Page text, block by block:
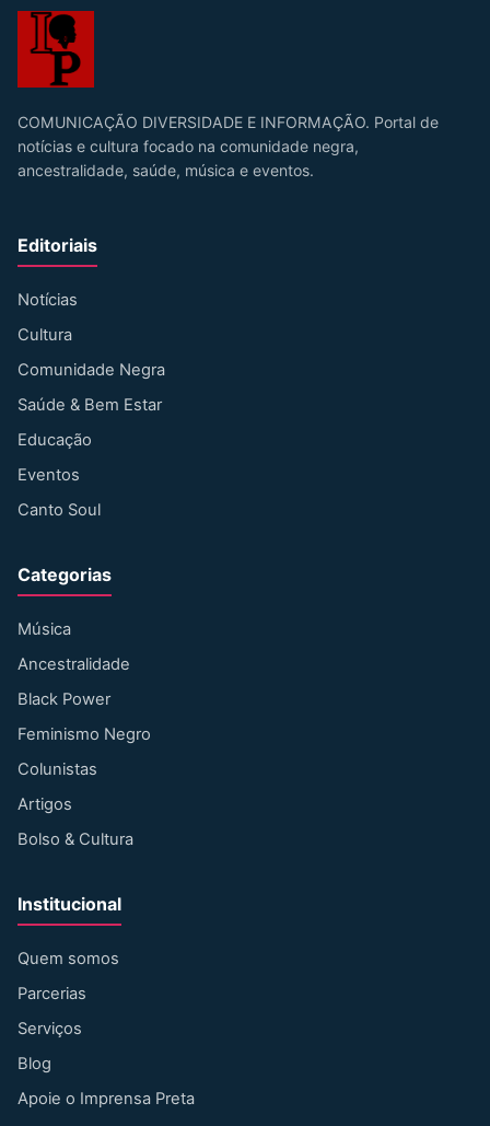
COMUNICAÇÃO DIVERSIDADE E INFORMAÇÃO. Portal de
notícias e cultura focado na comunidade negra,
ancestralidade, saúde, música e eventos.
Editoriais
Notícias
Cultura
Comunidade Negra
Saúde & Bem Estar
Educação
Eventos
Canto Soul
Categorias
Música
Ancestralidade
Black Power
Feminismo Negro
Colunistas
Artigos
Bolso & Cultura
Institucional
Quem somos
Parcerias
Serviços
Blog
Apoie o Imprensa Preta